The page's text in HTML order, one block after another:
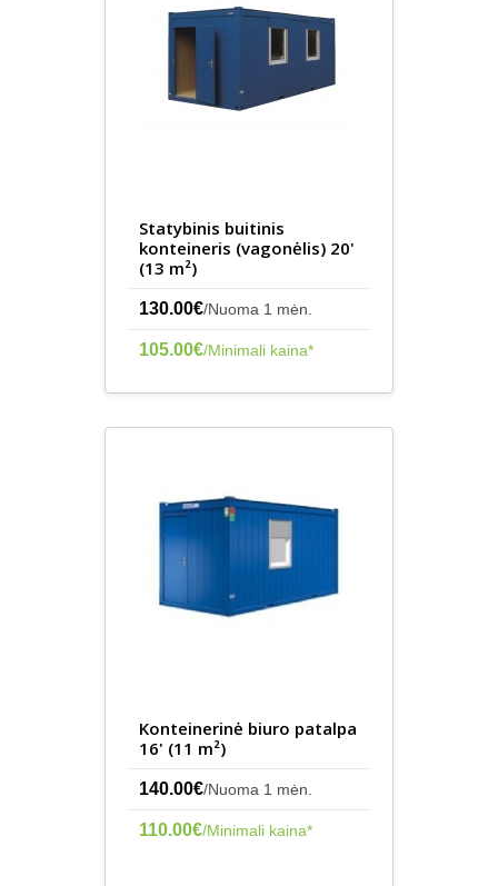
Statybinis buitinis
konteineris (vagonėlis) 20'
(13 m²)
130.00€/Nuoma 1 mėn.
105.00€/Minimali kaina*
Konteinerinė biuro patalpa
16' (11 m²)
140.00€/Nuoma 1 mėn.
110.00€/Minimali kaina*